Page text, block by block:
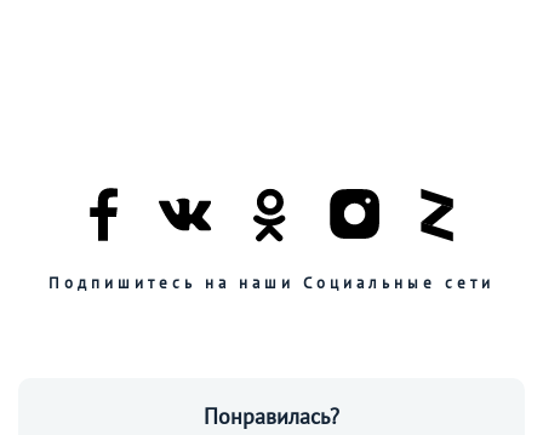
Подпишитесь на наши Социальные сети
Понравилась?